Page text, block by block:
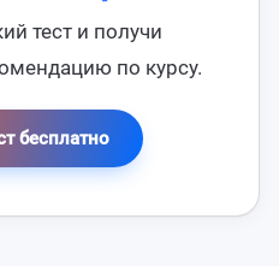
тест и получи
по курсу.
бесплатно